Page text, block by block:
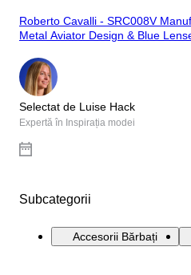
Roberto Cavalli - SRC008V
Metal Aviator Design & Blue
Selectat de Luise Hack
Expertă în Inspirația modei
Subcategorii
Accesorii Bărbați